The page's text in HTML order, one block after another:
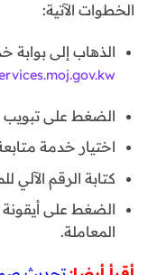
الخطوات الآتية:
الذهاب إلى بوابة
الضغط على تبويب
اختيار خدمة
كتابة الرقم
الضغط على
المعاملة.